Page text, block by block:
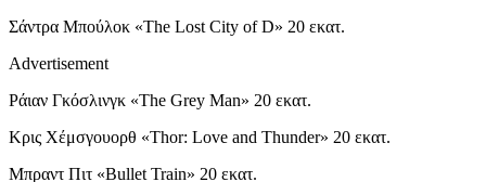
Σάντρα Μπούλοκ «The Lost City of D» 20 εκατ.
Advertisement
Ράιαν Γκόσλινγκ «The Grey Man» 20 εκατ.
Κρις Χέμσγουορθ «Thor: Love and Thunder» 20 εκατ.
Μπραντ Πιτ «Bullet Train» 20 εκατ.